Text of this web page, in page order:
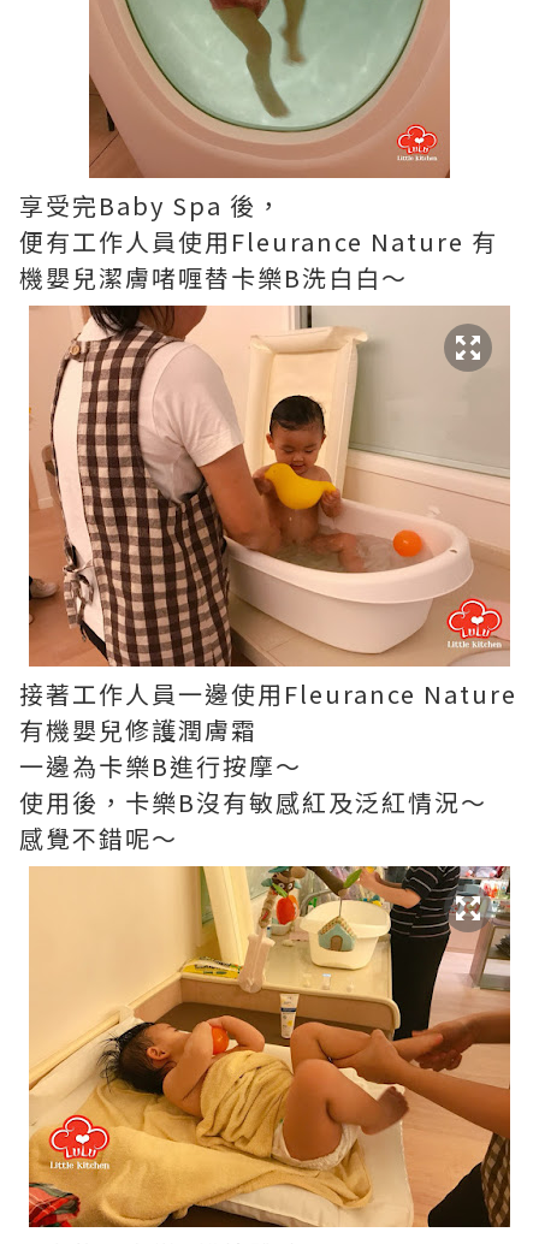
享受完Baby Spa 後，
便有工作人員使用Fleurance Nature 有
機嬰兒潔膚啫喱替卡樂B洗白白～
接著工作人員一邊使用Fleurance Nature
有機嬰兒修護潤膚霜
一邊為卡樂B進行按摩～
使用後，卡樂B沒有敏感紅及泛紅情況～
感覺不錯呢～